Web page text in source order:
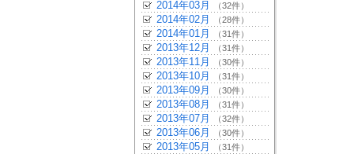
2014年03月 （32件）
2014年02月 （28件）
2014年01月 （31件）
2013年12月 （31件）
2013年11月 （30件）
2013年10月 （31件）
2013年09月 （30件）
2013年08月 （31件）
2013年07月 （32件）
2013年06月 （30件）
2013年05月 （31件）